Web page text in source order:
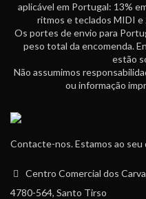
aplicável em Portugal: 13%
ritmos e teclados MIDI
Os portes de envio para
peso total da encomenda.
estão
Não assumimos
ou informação
Contacte-nos. Estamos ao seu
Centro Comercial dos
4780-564, Santo Tirso